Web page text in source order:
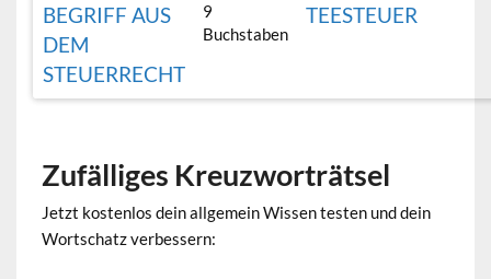
BEGRIFF AUS
DEM
STEUERRECHT
9
Buchstaben
TEESTEUER
Zufälliges Kreuzworträtsel
Jetzt kostenlos dein allgemein Wissen testen und dein
Wortschatz verbessern: